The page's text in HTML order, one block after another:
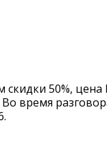
скидки 50%, цена
время